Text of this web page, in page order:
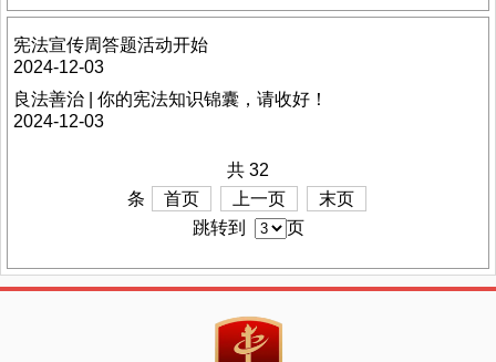
宪法宣传周答题活动开始
2024-12-03
良法善治 | 你的宪法知识锦囊，请收好！
2024-12-03
共 32
条
首页 上一页
末页
跳转到
页